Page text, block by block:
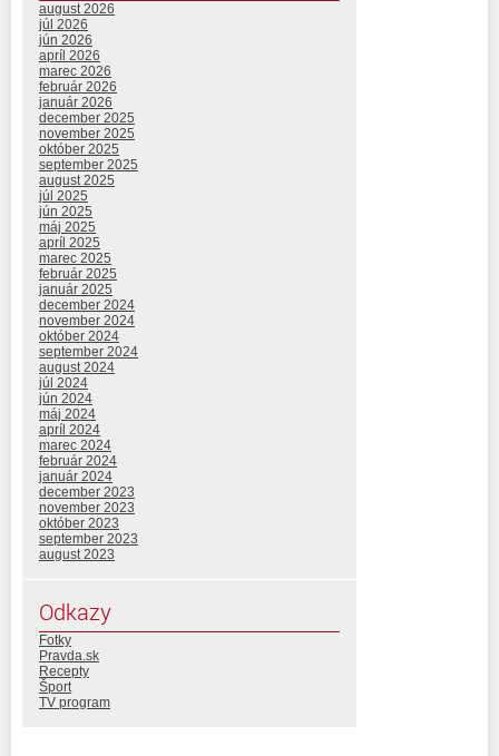
august 2026
júl 2026
jún 2026
apríl 2026
marec 2026
február 2026
január 2026
december 2025
november 2025
október 2025
september 2025
august 2025
júl 2025
jún 2025
máj 2025
apríl 2025
marec 2025
február 2025
január 2025
december 2024
november 2024
október 2024
september 2024
august 2024
júl 2024
jún 2024
máj 2024
apríl 2024
marec 2024
február 2024
január 2024
december 2023
november 2023
október 2023
september 2023
august 2023
Odkazy
Fotky
Pravda.sk
Recepty
Šport
TV program